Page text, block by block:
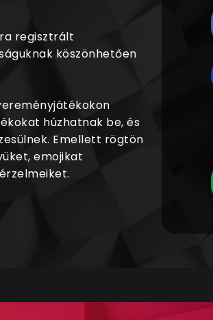
regisztrált
köszönhetően
húzhatnak be, és
Emellett rögtön
emojikat